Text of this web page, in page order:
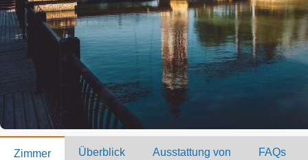
Zimmer Überblick Ausstattung von FAQs